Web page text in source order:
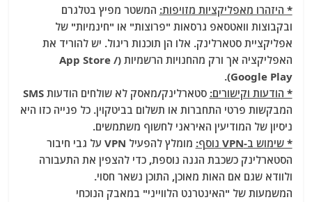
* היזהרו מאפליקציות מזויפות: המשטר מפיץ בטלגרם
ובקבוצות וואטסאפ גרסאות "פרוצות" או "חינמיות" של
אפליקציית סטארלינק. אלו הן תוכנות ריגול. יש להוריד את
האפליקציה אך ורק מהחנויות הרשמיות (App Store /
Google Play).
* הודעות וקישורים:
סטארלינק/מאסק לא שולחים הודעות SMS
המבקשות פרטי התחברות או תשלום בביטקוין. כל פנייה כזו היא
ניסיון של המודיעין האיראני לחשוף משתמשים.
* שימוש ב-VPN נוסף:
מומלץ להפעיל VPN על גבי חיבור
הסטארלינק כשכבת הגנה נוספת, כדי להצפין את התעבורה
ולוודא שגם אם האות מאוכן, התוכן נשאר חסוי.
המשמעות של "האינטרנט הלווייני" במאבק הנוכחי